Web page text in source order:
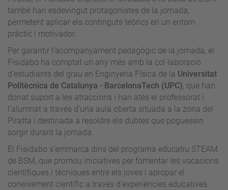
també han esdevingut protagonistes de la jornada,
permetent aplicar els continguts teòrics en un entorn
pràctic i motivador.
Per garantir l’acompanyament pedagògic de la jornada, el
Fisidabo ha comptat un any més amb la col·laboració
d’estudiants del grau en Enginyeria Física de la Universitat
Politècnica de Catalunya - BarcelonaTech (UPC) , que han
donat suport a les atraccions i han atès el professorat i
l’alumnat a través d’una aula oberta situada a la zona del
Piratta i destinada a resoldre els dubtes que poguessin
sorgir durant la jornada.
El Fisidabo s’emmarca dins del programa educatiu STEAM
de BSM, que promou iniciatives per fomentar les vocacions
científiques i tècniques entre els joves i apropar el
coneixement científic a través d’experiències educatives